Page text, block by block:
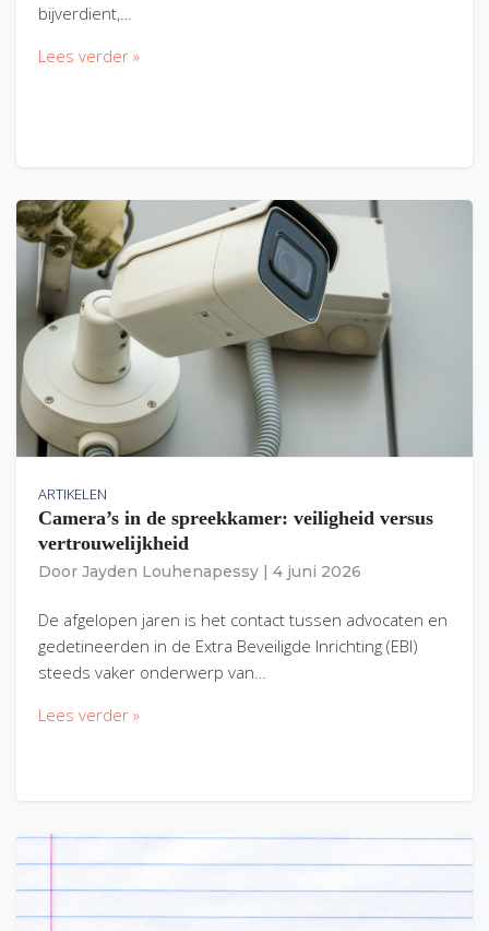
bijverdient,…
Lees verder »
ARTIKELEN
Camera’s in de spreekkamer: veiligheid versus
vertrouwelijkheid
Door Jayden Louhenapessy 4 juni 2026
De afgelopen jaren is het contact tussen advocaten en
gedetineerden in de Extra Beveiligde Inrichting (EBI)
steeds vaker onderwerp van…
Lees verder »